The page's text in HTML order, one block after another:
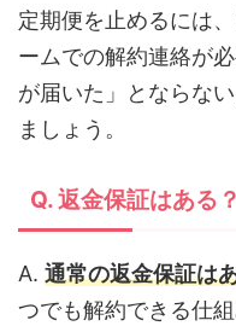
定期便を止めるには
ームでの解約連絡が
が届いた」とならな
ましょう。
Q. 返金保証はある？
A. 通常の返金保証は
つでも解約できる仕